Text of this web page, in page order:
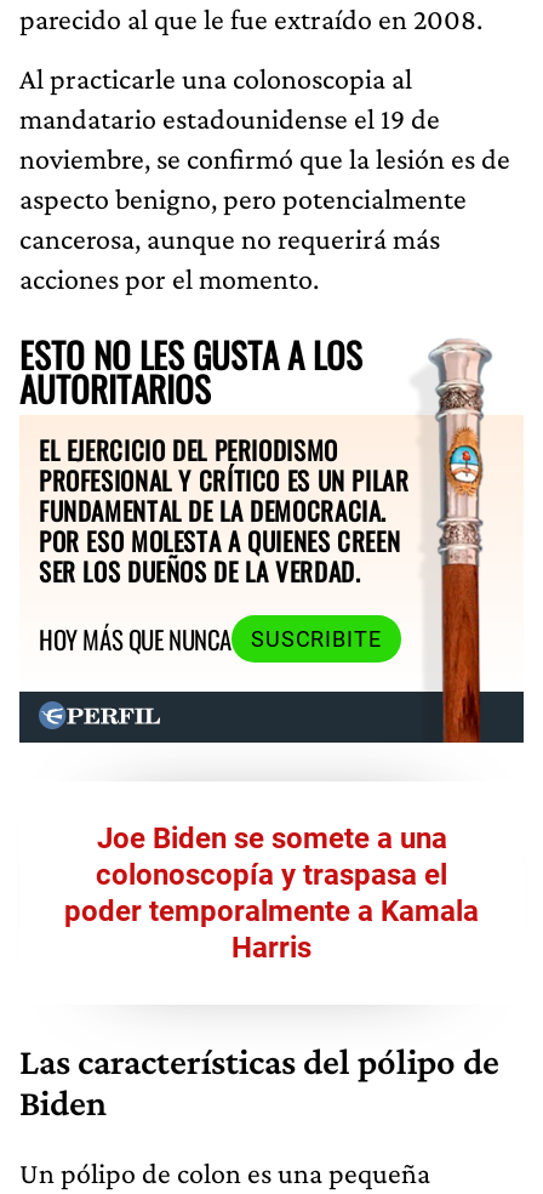
parecido al que le fue extraído en 2008.
Al practicarle una colonoscopia al
mandatario estadounidense el 19 de
noviembre, se confirmó que la lesión es de
aspecto benigno, pero potencialmente
cancerosa, aunque no requerirá más
acciones por el momento.
ESTO NO LES GUSTA A LOS
AUTORITARIOS
EL EJERCICIO DEL PERIODISMO
PROFESIONAL Y CRÍTICO ES UN PILAR
FUNDAMENTAL DE LA DEMOCRACIA.
POR ESO MOLESTA A QUIENES CREEN
SER LOS DUEÑOS DE LA VERDAD.
HOY MÁS QUE NUNCA
SUSCRIBITE
Joe Biden se somete a una
colonoscopía y traspasa el
poder temporalmente a Kamala
Harris
Las características del pólipo de
Biden
Un pólipo de colon es una pequeña